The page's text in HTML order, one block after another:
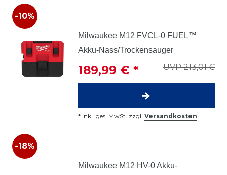
-10%
Milwaukee M12 FVCL-0 FUEL™
Akku-Nass/Trockensauger
UVP 213,01 €
189,99 € *
* inkl. ges. MwSt. zzgl. Versandkosten
-18%
Milwaukee M12 HV-0 Akku-